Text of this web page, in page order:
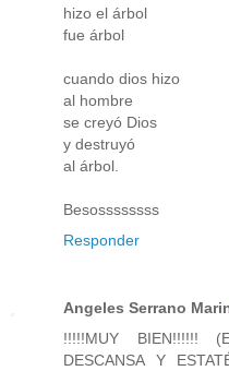
hizo el árbol
fue árbol
cuando dios hizo
al hombre
se creyó Dios
y destruyó
al árbol.
Besossssssss
Responder
Angeles Serrano
!!!!!MUY BIEN!!!!!!
DESCANSA Y